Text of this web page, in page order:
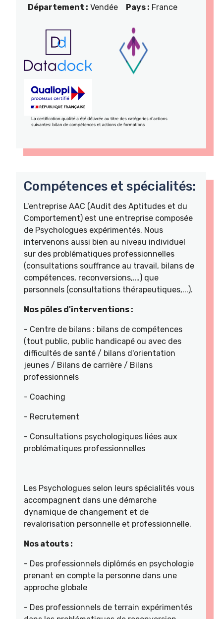
Département : Vendée Pays : France
Compétences et spécialités:
L'entreprise AAC (Audit des Aptitudes et du
Comportement) est une entreprise composée
de Psychologues expérimentés. Nous
intervenons aussi bien au niveau individuel
sur des problématiques professionnelles
(consultations souffrance au travail, bilans de
compétences, reconversions,.…) que
personnels (consultations thérapeutiques,...).
Nos pôles d'interventions :
- Centre de bilans : bilans de compétences
(tout public, public handicapé ou avec des
difficultés de santé / bilans d'orientation
jeunes / Bilans de carrière / Bilans
professionnels
- Coaching
- Recrutement
- Consultations psychologiques liées aux
problématiques professionnelles
Les Psychologues selon leurs spécialités vous
accompagnent dans une démarche
dynamique de changement et de
revalorisation personnelle et professionnelle.
Nos atouts :
- Des professionnels diplômés en psychologie
prenant en compte la personne dans une
approche globale
- Des professionnels de terrain expérimentés